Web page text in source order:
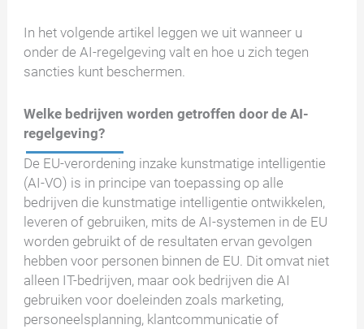
In het volgende artikel leggen we uit wanneer u
onder de AI-regelgeving valt en hoe u zich tegen
sancties kunt beschermen.
Welke bedrijven worden getroffen door de AI-
regelgeving?
De EU-verordening inzake kunstmatige intelligentie
(AI-VO) is in principe van toepassing op alle
bedrijven die kunstmatige intelligentie ontwikkelen,
leveren of gebruiken, mits de AI-systemen in de EU
worden gebruikt of de resultaten ervan gevolgen
hebben voor personen binnen de EU. Dit omvat niet
alleen IT-bedrijven, maar ook bedrijven die AI
gebruiken voor doeleinden zoals marketing,
personeelsplanning, klantcommunicatie of